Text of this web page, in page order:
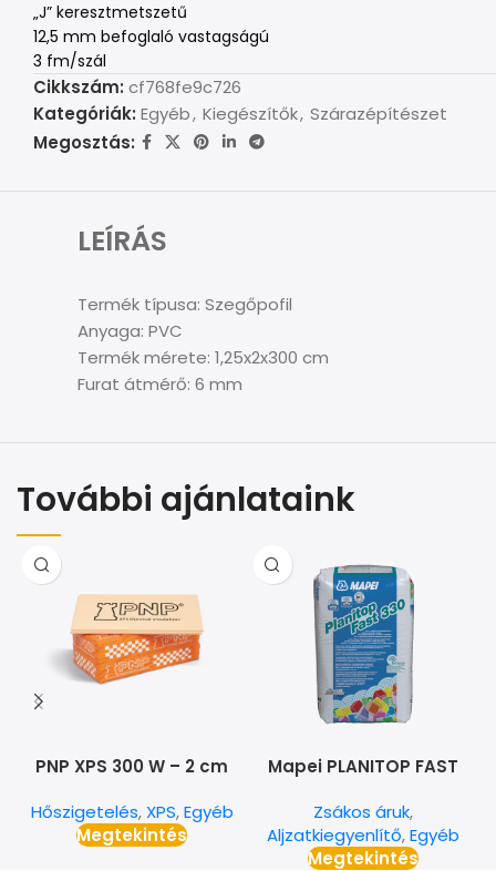
„J” keresztmetszetű
12,5 mm befoglaló vastagságú
3 fm/szál
Cikkszám: cf768fe9c726
Kategóriák: Egyéb, Kiegészítők, Szárazépítészet
Megosztás:
LEÍRÁS
Termék típusa: Szegőpofil
Anyaga: PVC
Termék mérete: 1,25x2x300 cm
Furat átmérő: 6 mm
További ajánlataink
PNP XPS 300 W – 2 cm
Hőszigetelés, XPS,Egyéb
Megtekintés
Mapei PLANITOP FAST
aljzatkiegyenlítő
Zsákos áruk,
Aljzatkiegyenlítő,Egyéb
Megtekintés